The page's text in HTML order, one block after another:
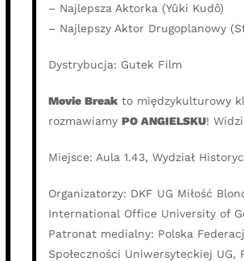
– Najlepsza Aktorka (Yûki Kudô)
– Najlepszy Aktor Drugoplanowy
Dystrybucja: Gutek Film
Movie Breakto międzykulturowy
rozmawiamy PO ANGIELSKU!
Miejsce: Aula 1.43, Wydział
Organizatorzy: DKF UG Miłość
International Office University of
Patronat medialny: Polska
Społeczności Uniwersyteckiej UG,